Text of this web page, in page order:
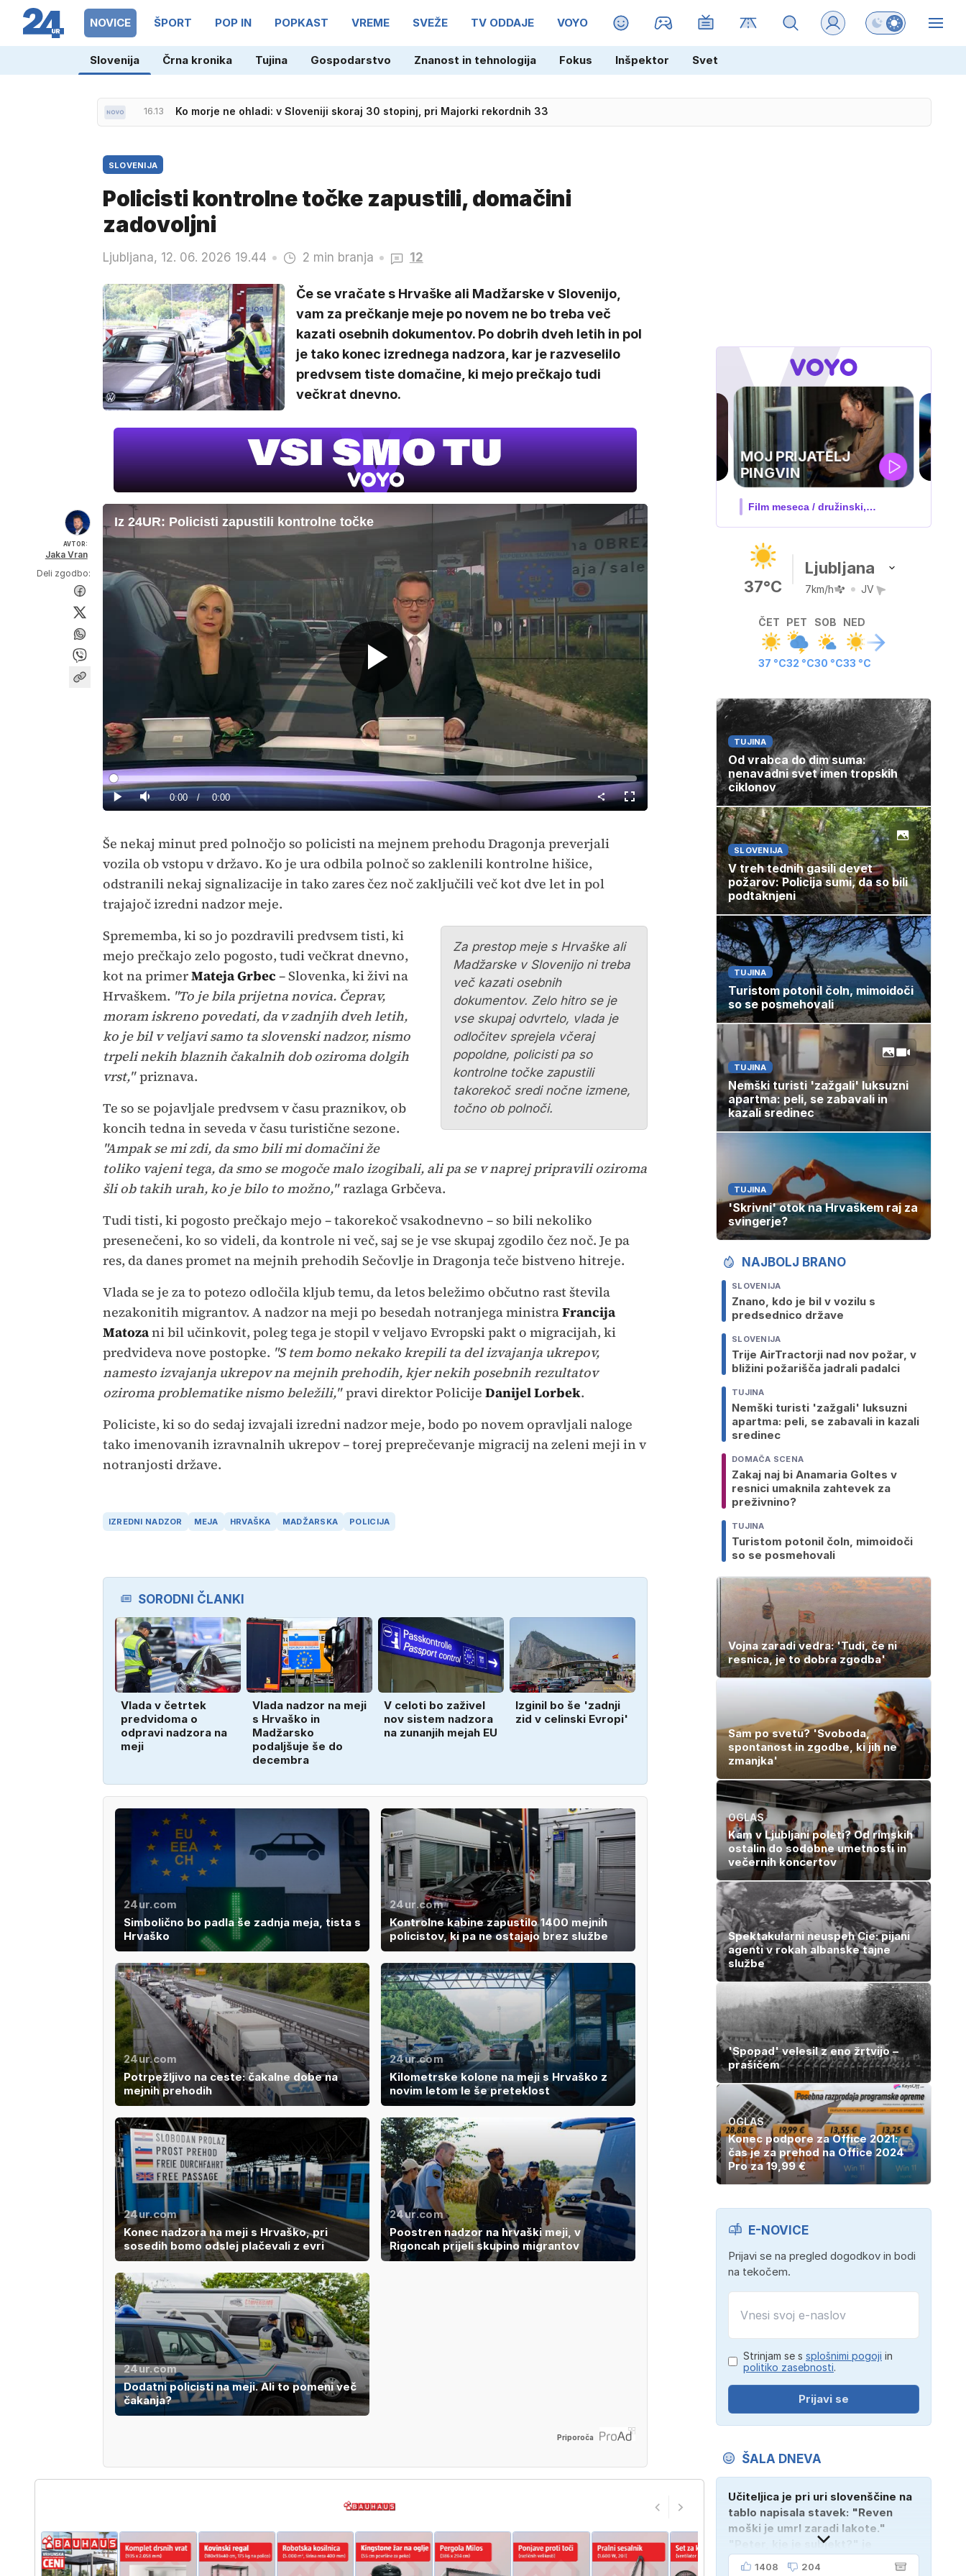
NOVICE ŠPORT POP IN POPKAST VREME SVEŽE TV ODDAJE VOYO MAGAZIN Preklopi barvni
Slovenija Črna kronika Tujina Gospodarstvo Znanost in tehnologija Fokus Inšpektor Svet
16.13 Ko morje ne ohladi: v Sloveniji skoraj 30 stopinj, pri Majorki rekordnih 33
15.46 Slovenija brez Dončića, a z Nikolićem, Čančarjem in zlatimi mladeniči
SLOVENIJA
Policisti kontrolne točke zapustili, domačini
zadovoljni
Ljubljana, 12. 06. 2026 19.44 2 min branja 12
Če se vračate s Hrvaške ali Madžarske v Slovenijo,
vam za prečkanje meje po novem ne bo treba več
kazati osebnih dokumentov. Po dobrih dveh letih in pol
je tako konec izrednega nadzora, kar je razveselilo
predvsem tiste domačine, ki mejo prečkajo tudi
večkrat dnevno.
AVTOR:
Jaka Vran
Deli zgodbo:
Iz 24UR: Policisti zapustili kontrolne točke
Predvajaj
Predvajaj
Tiho Current
0:00 / Duration
0:00
Loaded:
0%
Celozaslonski
način
Še nekaj minut pred polnočjo so policisti na mejnem prehodu Dragonja preverjali
vozila ob vstopu v državo. Ko je ura odbila polnoč so zaklenili kontrolne hišice,
odstranili nekaj signalizacije in tako zares čez noč zaključili več kot dve let in pol
trajajoč izredni nadzor meje.
Za prestop meje s Hrvaške ali
Madžarske v Slovenijo ni treba
več kazati osebnih
dokumentov. Zelo hitro se je
vse skupaj odvrtelo, vlada je
odločitev sprejela včeraj
popoldne, policisti pa so
kontrolne točke zapustili
takorekoč sredi nočne izmene,
točno ob polnoči.
Sprememba, ki so jo pozdravili predvsem tisti, ki
mejo prečkajo zelo pogosto, tudi večkrat dnevno,
kot na primerMateja Grbec – Slovenka, ki živi na
Hrvaškem. "To je bila prijetna novica. Čeprav,
moram iskreno povedati, da v zadnjih dveh letih,
ko je bil v veljavi samo ta slovenski nadzor, nismo
trpeli nekih blaznih čakalnih dob oziroma dolgih
vrst,"priznava.
Te so se pojavljale predvsem v času praznikov, ob
koncih tedna in seveda v času turistične sezone.
"Ampak se mi zdi, da smo bili mi domačini že
toliko vajeni tega, da smo se mogoče malo izogibali, ali pa se v naprej pripravili oziroma
šli ob takih urah, ko je bilo to možno,"razlaga Grbčeva.
Tudi tisti, ki pogosto prečkajo mejo – takorekoč vsakodnevno – so bili nekoliko
presenečeni, ko so videli, da kontrole ni več, saj se je vse skupaj zgodilo čez noč. Je pa
res, da danes promet na mejnih prehodih Sečovlje in Dragonja teče bistveno hitreje.
Vlada se je za to potezo odločila kljub temu, da letos beležimo občutno rast števila
nezakonitih migrantov. A nadzor na meji po besedah notranjega ministraFrancija
Matozani bil učinkovit, poleg tega je stopil v veljavo Evropski pakt o migracijah, ki
predvideva nove postopke. "S tem bomo nekako krepili ta del izvajanja ukrepov,
namesto izvajanja ukrepov na mejnih prehodih, kjer nekih posebnih rezultatov
oziroma problematike nismo beležili,"pravi direktor Policije Danijel Lorbek.
Policiste, ki so do sedaj izvajali izredni nadzor meje, bodo po novem opravljali naloge
tako imenovanih izravnalnih ukrepov – torej preprečevanje migracij na zeleni meji in v
notranjosti države.
IZREDNI NADZOR MEJA HRVAŠKA MADŽARSKA POLICIJA
SORODNI ČLANKI
Vlada v četrtek
predvidoma o
odpravi nadzora na
meji
Vlada nadzor na meji
s Hrvaško in
Madžarsko
podaljšuje še do
decembra
V celoti bo zaživel
nov sistem nadzora
na zunanjih mejah EU
Izginil bo še 'zadnji
zid v celinski Evropi'
24ur.com
Simbolično bo padla še zadnja meja, tista s
Hrvaško
24ur.com
Kontrolne kabine zapustilo 1400 mejnih
policistov, ki pa ne ostajajo brez službe
24ur.com
Potrpežljivo na ceste: čakalne dobe na
mejnih prehodih
24ur.com
Kilometrske kolone na meji s Hrvaško z
novim letom le še preteklost
24ur.com
Konec nadzora na meji s Hrvaško, pri
sosedih bomo odslej plačevali z evri
24ur.com
Poostren nadzor na hrvaški meji, v
Rigoncah prijeli skupino migrantov
24ur.com
Dodatni policisti na meji. Ali to pomeni več
čakanja?
Priporoča
UEFA
SUPERPOKAL
V živo na VOYO: sreda ob 20.30
37°C
Ljubljana
7km/h JV
ČET
37 °C
PET
32 °C
SOB
30 °C
NED
33 °C
TUJINA
Od vrabca do dim suma:
nenavadni svet imen tropskih
ciklonov
SLOVENIJA
V treh tednih gasili devet
požarov: Policija sumi, da so bili
podtaknjeni
TUJINA
Turistom potonil čoln, mimoidoči
so se posmehovali
TUJINA
Nemški turisti 'zažgali' luksuzni
apartma: peli, se zabavali in
kazali sredinec
TUJINA
'Skrivni' otok na Hrvaškem raj za
svingerje?
NAJBOLJ BRANO
SLOVENIJA
Znano, kdo je bil v vozilu s
predsednico države
SLOVENIJA
Trije AirTractorji nad nov požar, v
bližini požarišča jadrali padalci
TUJINA
Nemški turisti 'zažgali' luksuzni
apartma: peli, se zabavali in kazali
sredinec
DOMAČA SCENA
Zakaj naj bi Anamaria Goltes v
resnici umaknila zahtevek za
preživnino?
TUJINA
Turistom potonil čoln, mimoidoči
so se posmehovali
Vojna zaradi vedra: 'Tudi, če ni
resnica, je to dobra zgodba'
Sam po svetu? 'Svoboda,
spontanost in zgodbe, ki jih ne
zmanjka'
OGLAS
Kam v Ljubljani poleti? Od rimskih
ostalin do sodobne umetnosti in
večernih koncertov
Spektakularni neuspeh Cie: pijani
agenti v rokah albanske tajne
službe
'Spopad' velesil z eno žrtvijo –
prašičem
OGLAS
Konec podpore za Office 2021:
čas je za prehod na Office 2024
Pro za 19,99 €
E-NOVICE
Prijavi se na pregled dogodkov in bodi
na tekočem.
Strinjam se s splošnimi pogoji in
politiko zasebnosti.
Prijavi se
ŠALA DNEVA
Učiteljica je pri uri slovenščine na
tablo napisala stavek: "Reven
moški je umrl zaradi lakote."
"Peter, kje je subjekt?" je
vprašala. "Verjetno na
1408 204